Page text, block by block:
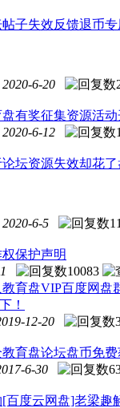
子失效反馈退币专
2020-6-20
有奖征集资源活动
2020-6-12
论坛资源失效却花
2020-6-5
保护声明
10083
教育盘VIP百度网盘
！
12-20
育盘论坛盘币免费
6-30
[百度云网盘]老梁趣